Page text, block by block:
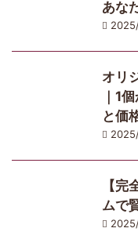
あな
オリ
｜1
と価
【
ムで